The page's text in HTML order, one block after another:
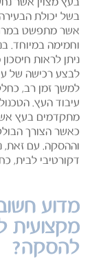
בשל יכולת
אשר מתפשט
וחמימה במיוחד.
ניתן לראות
לבצע רכישה של
למשך זמן רב,
עיבוד העץ.
מתקדמים בעץ
כאשר הצורך
וההסקה. עם זאת,
דקורטיבי לבית,
מדוע
מקצועית
להסקה?